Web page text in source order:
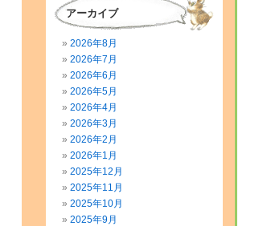
アーカイブ
2026年8月
2026年7月
2026年6月
2026年5月
2026年4月
2026年3月
2026年2月
2026年1月
2025年12月
2025年11月
2025年10月
2025年9月